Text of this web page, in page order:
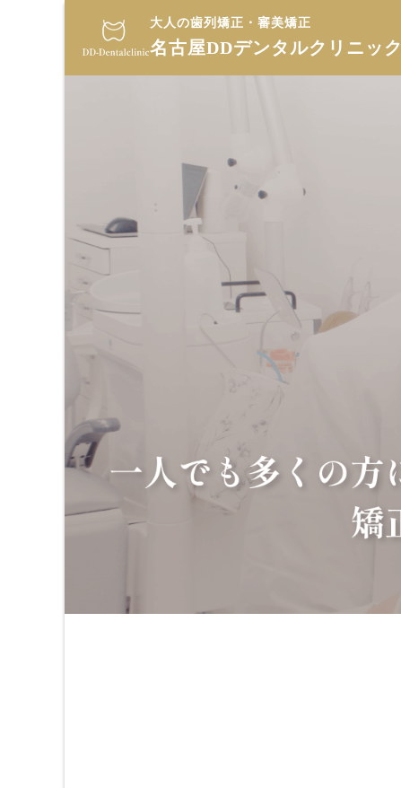
大人の歯列矯正・審美矯正
名古屋DDデンタルクリニック